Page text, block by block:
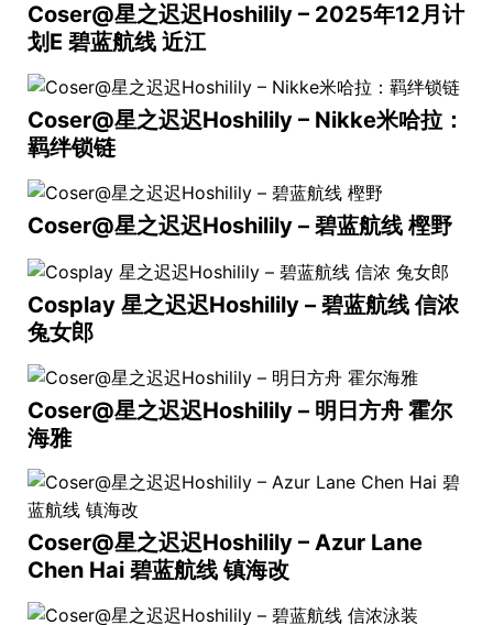
Coser@星之迟迟Hoshilily – 2025年12月计
划E 碧蓝航线 近江
Coser@星之迟迟Hoshilily – Nikke米哈拉：
羁绊锁链
Coser@星之迟迟Hoshilily – 碧蓝航线 樫野
Cosplay 星之迟迟Hoshilily – 碧蓝航线 信浓
兔女郎
Coser@星之迟迟Hoshilily – 明日方舟 霍尔
海雅
Coser@星之迟迟Hoshilily – Azur Lane
Chen Hai 碧蓝航线 镇海改